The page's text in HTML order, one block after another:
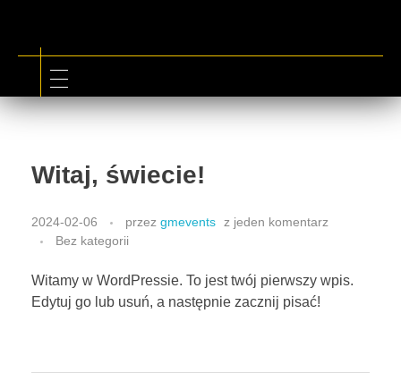
Witaj, świecie!
2024-02-06 przez gmevents z jeden komentarz
Bez kategorii
Witamy w WordPressie. To jest twój pierwszy wpis.
Edytuj go lub usuń, a następnie zacznij pisać!